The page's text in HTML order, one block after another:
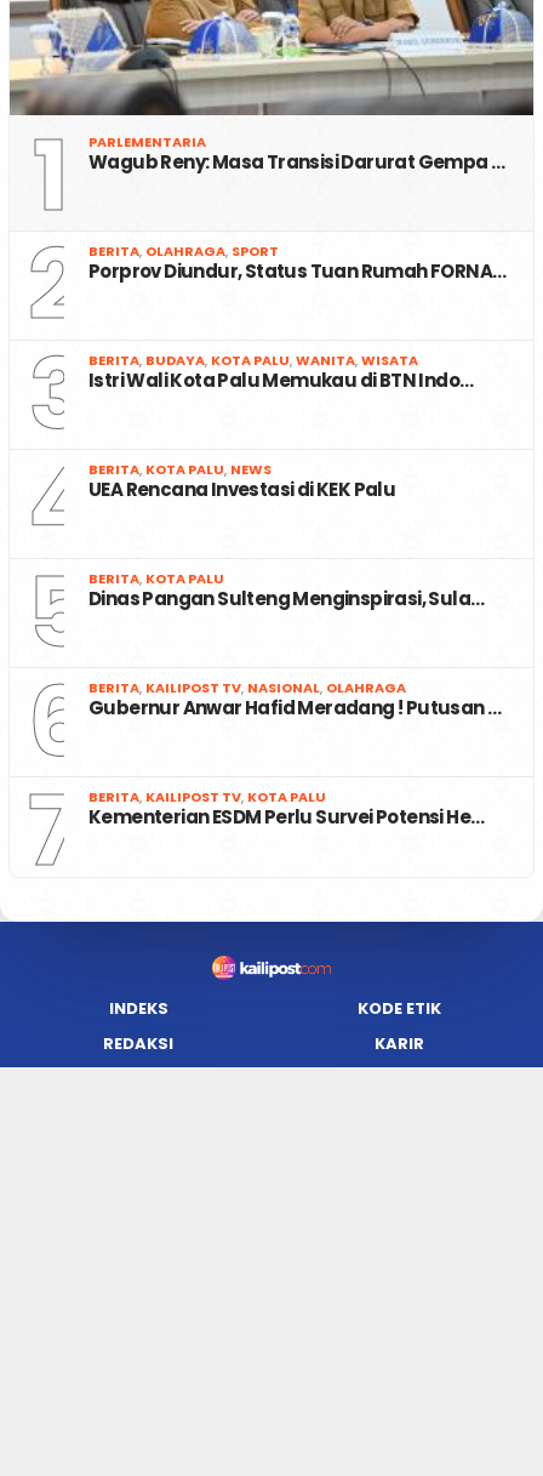
1 PARLEMENTARIA
Wagub Reny: Masa Transisi Darurat Gempa …
2 BERITA, OLAHRAGA, SPORT
Porprov Diundur, Status Tuan Rumah FORNA…
3 BERITA, BUDAYA, KOTA PALU,WANITA,WISATA
Istri Wali Kota Palu Memukau di BTN Indo…
4 BERITA, KOTA PALU, NEWS
UEA Rencana Investasi di KEK Palu
5 BERITA, KOTA PALU
Dinas Pangan Sulteng Menginspirasi, Sula…
6 BERITA, KAILIPOST TV, NASIONAL, OLAHRAGA
Gubernur Anwar Hafid Meradang ! Putusan …
7 BERITA, KAILIPOST TV, KOTA PALU
Kementerian ESDM Perlu Survei Potensi He…
INDEKS
KODE ETIK
REDAKSI
KARIR